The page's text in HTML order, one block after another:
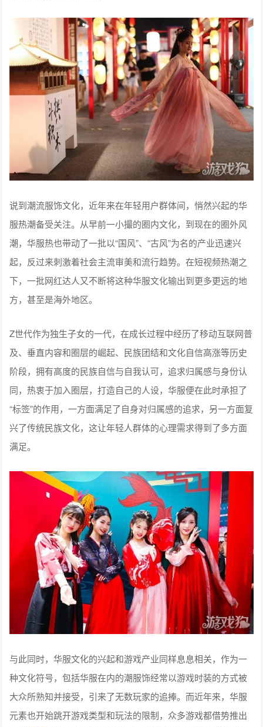
说到潮流服饰文化，近年来在年轻用户群体间，悄然兴起的华
服热潮备受关注。从早前一小撮的圈内文化，到现在的圈外风
潮，华服热也带动了一批以“国风”、“古风”为名的产业迅速兴
起，反过来刺激着社会主流审美和流行趋势。在短视频热潮之
下，一批网红达人又不断将这种华服文化输出到更多更远的地
方，甚至是海外地区。
Z世代作为独生子女的一代，在成长过程中经历了移动互联网普
及、垂直内容和圈层的崛起、民族团结和文化自信高涨等历史
阶段，拥有高度的民族自信与自我认可，追求归属感与身份认
同，热衷于加入圈层，打造自己的人设，华服便在此时承担了
“标签”的作用，一方面满足了自身对归属感的追求，另一方面复
兴了传统民族文化，这让年轻人群体的心理需求得到了多方面
满足。
与此同时，华服文化的兴起和游戏产业同样息息相关，作为一
种文化符号，包括华服在内的潮服饰经常以游戏时装的方式被
大众所熟知并接受，引来了无数玩家的追捧。而近年来，华服
元素也开始跳开游戏类型和玩法的限制，众多游戏都借势推出